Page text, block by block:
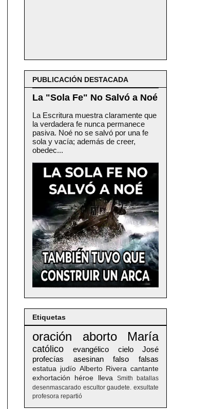
PUBLICACIÓN DESTACADA
La "Sola Fe" No Salvó a Noé
La Escritura muestra claramente que
la verdadera fe nunca permanece
pasiva. Noé no se salvó por una fe
sola y vacía; además de creer,
obedec...
Etiquetas
oración aborto María
católico evangélico cielo
José
profecías
asesinan falso falsas
estatua judío Alberto Rivera cantante
exhortación
héroe lleva Smith
batallas
desenmascarado escultor gaudete. exsultate
profesora repartió